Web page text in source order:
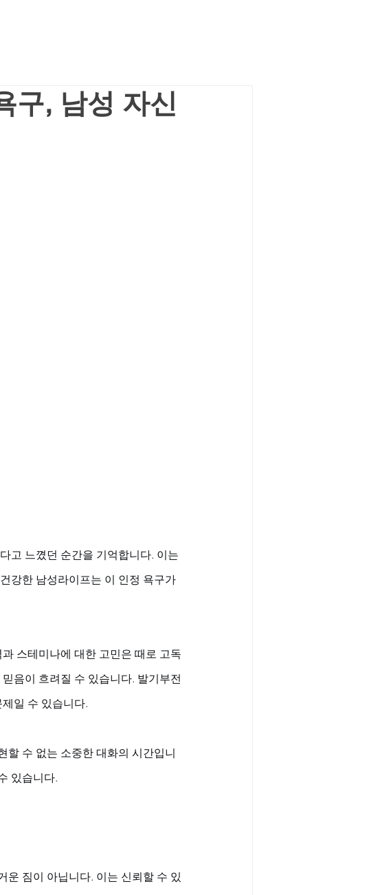
구, 남성 자신
고 느꼈던 순간을 기억합니다. 이는
강한 남성라이프는 이 인정 욕구가
스테미나에 대한 고민은 때로 고독
음이 흐려질 수 있습니다. 발기부전
일 수 있습니다.
할 수 없는 소중한 대화의 시간입니
있습니다.
운 짐이 아닙니다. 이는 신뢰할 수 있